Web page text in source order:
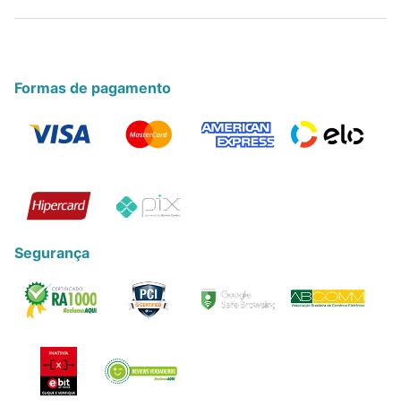
Formas de pagamento
Segurança